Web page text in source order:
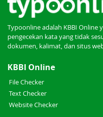
Typoonline adalah KBBI Online
pengecekan kata yang tidak
dokumen, kalimat, dan situs
KBBI Online
File Checker
Text Checker
Website Checker